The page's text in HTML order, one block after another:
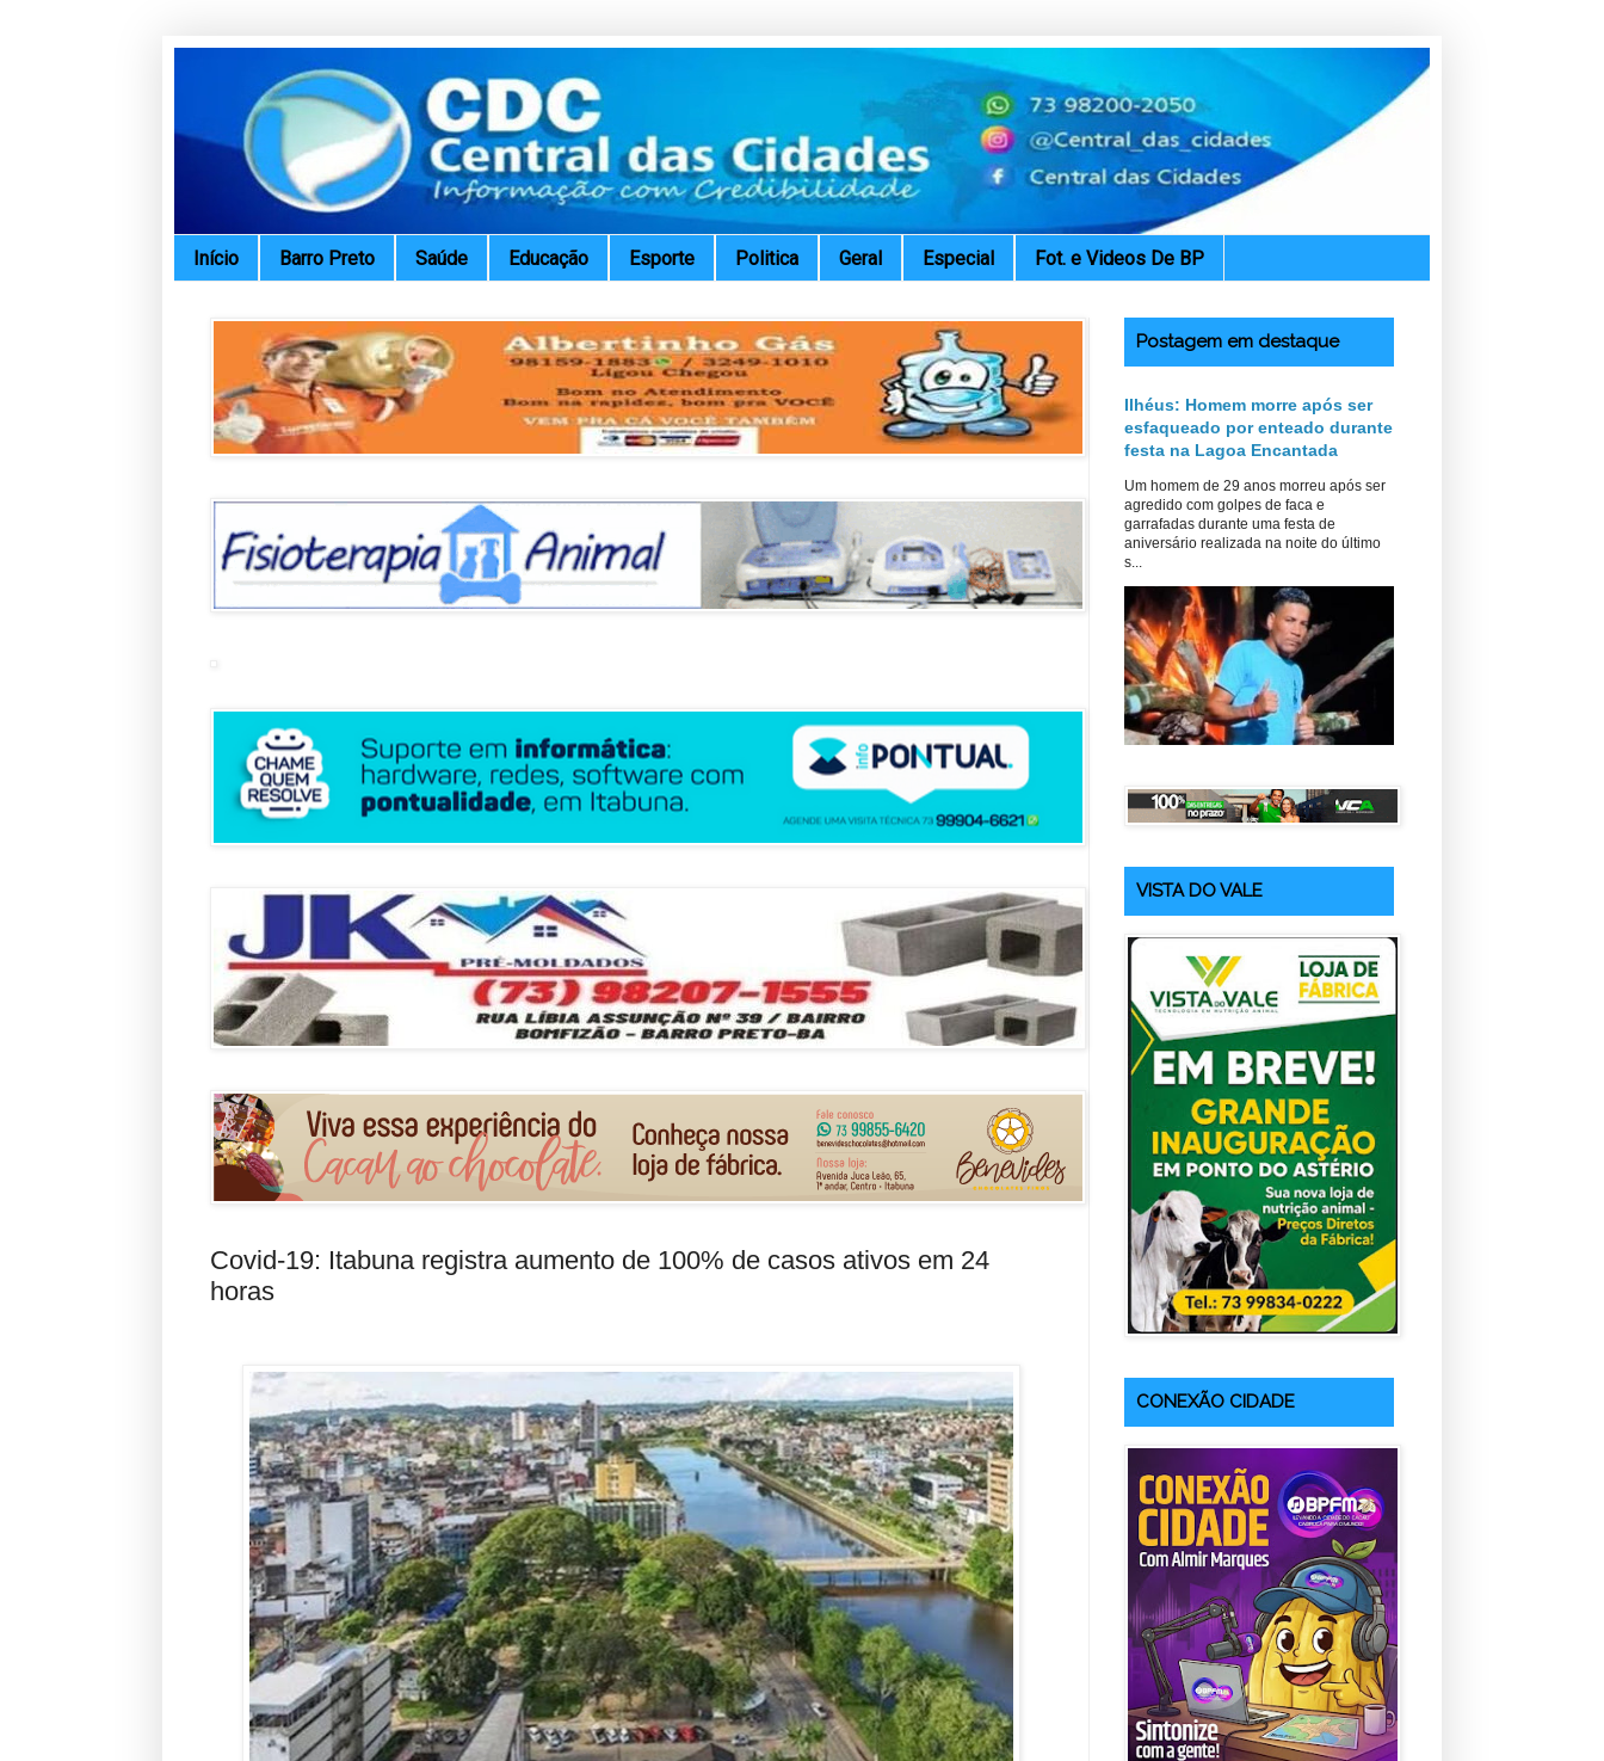
Início Barro Preto Saúde Educação Esporte Politica Geral Especial Fot. e Videos De BP
Covid-19: Itabuna registra aumento de 100% de casos ativos em 24
horas
Postagem em destaque
Ilhéus: Homem morre após ser
esfaqueado por enteado durante
festa na Lagoa Encantada
Um homem de 29 anos morreu após ser
agredido com golpes de faca e
garrafadas durante uma festa de
aniversário realizada na noite do último
s...
VISTA DO VALE
CONEXÃO CIDADE